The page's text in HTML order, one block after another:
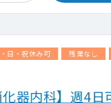
日・祝休み可 残業なし
化器内科】週4日